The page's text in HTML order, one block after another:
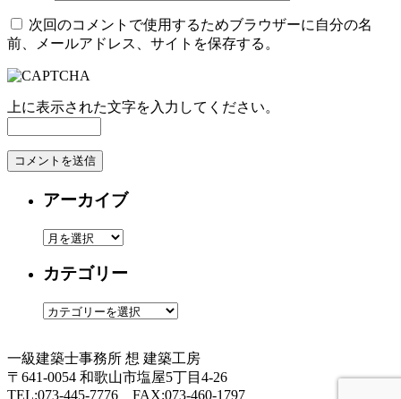
次回のコメントで使用するためブラウザーに自分の名
前、メールアドレス、サイトを保存する。
上に表示された文字を入力してください。
アーカイブ
ア
カ
ブ
カテゴリー
カ
ゴ
リ
ー
一級建築士事務所 想 建築工房
〒641-0054 和歌山市塩屋5丁目4-26
TEL:073-445-7776 FAX:073-460-1797